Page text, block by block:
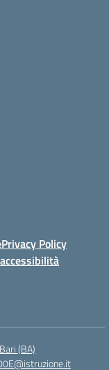
Privacy Policy
(BA)